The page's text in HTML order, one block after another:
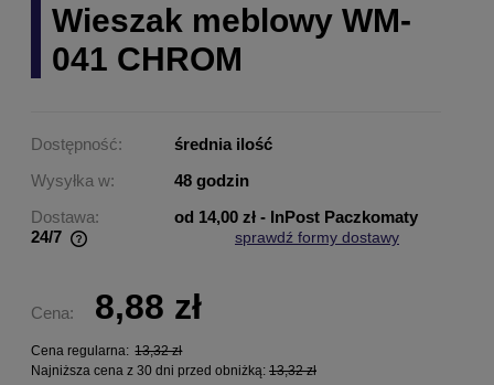
Wieszak meblowy WM-
041 CHROM
Dostępność:
średnia ilość
Wysyłka w:
48 godzin
Dostawa:
od 14,00 zł - InPost Paczkomaty
24/7
sprawdź formy dostawy
Cena: 8,88 zł
Cena regularna: 13,32 zł
Najniższa cena z 30 dni przed obniżką: 13,32 zł